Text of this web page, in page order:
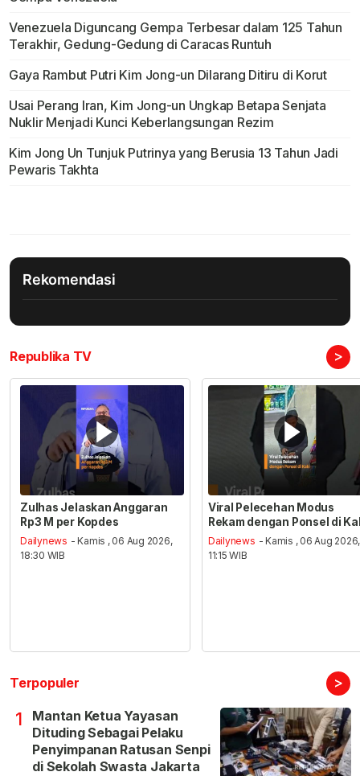
Venezuela Diguncang Gempa Terbesar dalam 125 Tahun
Terakhir, Gedung-Gedung di Caracas Runtuh
Gaya Rambut Putri Kim Jong-un Dilarang Ditiru di Korut
Usai Perang Iran, Kim Jong-un Ungkap Betapa Senjata
Nuklir Menjadi Kunci Keberlangsungan Rezim
Kim Jong Un Tunjuk Putrinya yang Berusia 13 Tahun Jadi
Pewaris Takhta
Rekomendasi
Republika TV >
Zulhas Jelaskan Anggaran
Rp3 M per Kopdes
Dailynews - Kamis , 06 Aug 2026,
18:30 WIB
Viral Pelecehan Modus
Rekam dengan Ponsel di
Dailynews - Kamis , 06 Aug 2026,
11:15 WIB
Terpopuler >
1
Mantan Ketua Yayasan
Dituding Sebagai Pelaku
Penyimpanan Ratusan Senpi
di Sekolah Swasta Jakarta